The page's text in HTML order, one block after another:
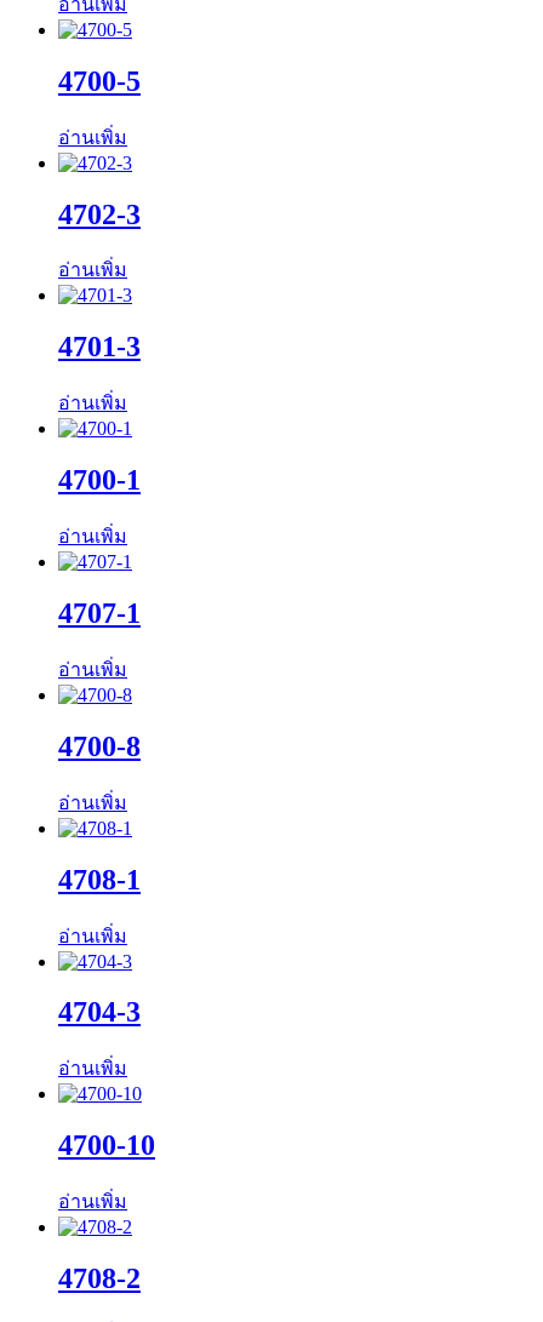
4700-5
อ่านเพิ่ม
4702-3
อ่านเพิ่ม
4701-3
อ่านเพิ่ม
4700-1
อ่านเพิ่ม
4707-1
อ่านเพิ่ม
4700-8
อ่านเพิ่ม
4708-1
อ่านเพิ่ม
4704-3
อ่านเพิ่ม
4700-10
อ่านเพิ่ม
4708-2